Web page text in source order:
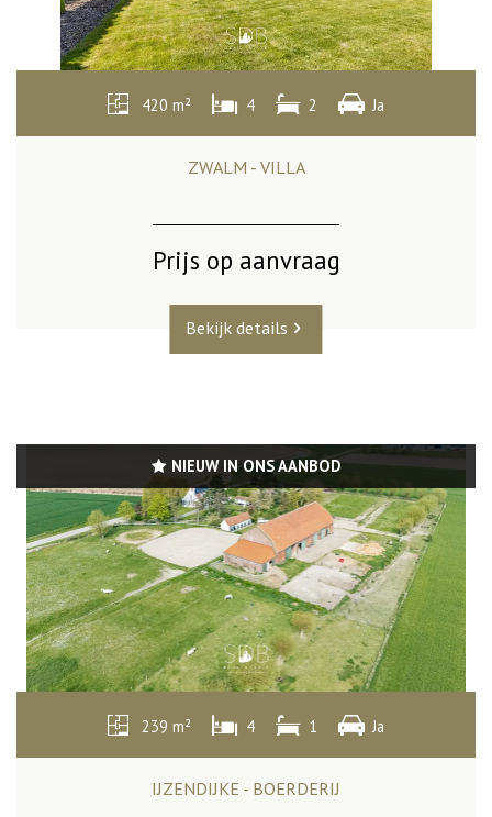
420 m² 4 2 Ja
ZWALM - VILLA
Prijs op aanvraag
Bekijk details
NIEUW IN ONS AANBOD
239 m² 4 1 Ja
IJZENDIJKE - BOERDERIJ